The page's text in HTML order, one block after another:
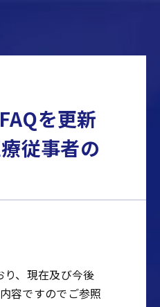
を更新
従事者の
、現在及び今後
容ですのでご参照